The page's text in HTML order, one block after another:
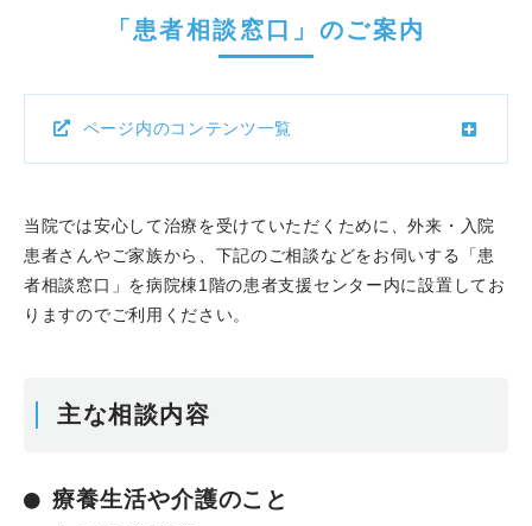
「患者相談窓口」のご案内
ページ内のコンテンツ一覧
当院では安心して治療を受けていただくために、外来・入院
患者さんやご家族から、下記のご相談などをお伺いする「患
者相談窓口」を病院棟1階の患者支援センター内に設置してお
りますのでご利用ください。
主な相談内容
療養生活や介護のこと